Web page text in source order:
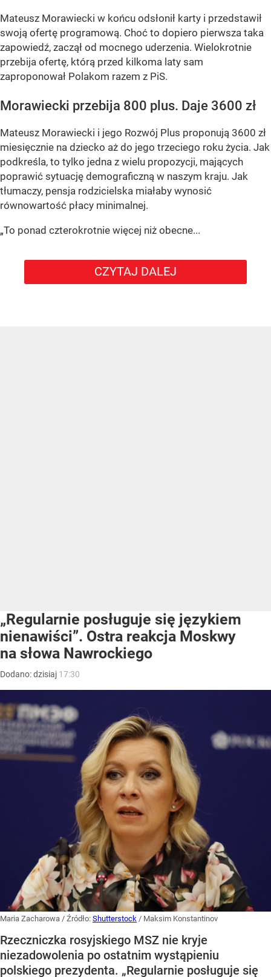
Mateusz Morawiecki w końcu odsłonił karty i przedstawił
swoją ofertę programową. Choć to dopiero pierwsza taka
zapowiedź, zaczął od mocnego uderzenia. Wielokrotnie
przebija ofertę, którą przed kilkoma laty sam
zaproponował Polakom razem z PiS.
Morawiecki przebija 800 plus. Daje 3600 zł
Mateusz Morawiecki i jego Rozwój Plus proponują 3600 zł
miesięcznie na dziecko aż do jego trzeciego roku życia. Jak
podkreśla, to tylko jedna z wielu propozycji, mających
poprawić sytuację demograficzną w naszym kraju. Jak
tłumaczy, pensja rodzicielska miałaby wynosić
równowartość płacy minimalnej.
„To ponad czterokrotnie więcej niż obecne...
CZYTAJ DALEJ
„Regularnie posługuje się językiem
nienawiści”. Ostra reakcja Moskwy
na słowa Nawrockiego
Dodano:dzisiaj 17:30
Maria Zacharowa / Źródło: Shutterstock / Maksim Konstantinov
Rzeczniczka rosyjskiego MSZ nie kryje
niezadowolenia po ostatnim wystąpieniu
polskiego prezydenta. „Regularnie posługuje się